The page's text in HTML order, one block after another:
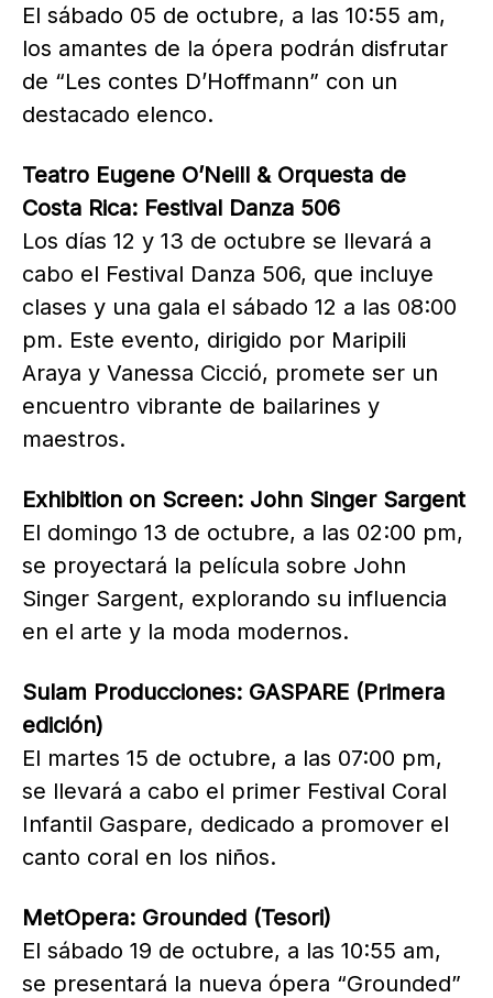
El sábado 05 de octubre, a las 10:55 am,
los amantes de la ópera podrán disfrutar
de “Les contes D’Hoffmann” con un
destacado elenco.
Teatro Eugene O’Neill & Orquesta de
Costa Rica: Festival Danza 506
Los días 12 y 13 de octubre se llevará a
cabo el Festival Danza 506, que incluye
clases y una gala el sábado 12 a las 08:00
pm. Este evento, dirigido por Maripili
Araya y Vanessa Cicció, promete ser un
encuentro vibrante de bailarines y
maestros.
Exhibition on Screen: John Singer Sargent
El domingo 13 de octubre, a las 02:00 pm,
se proyectará la película sobre John
Singer Sargent, explorando su influencia
en el arte y la moda modernos.
Sulam Producciones: GASPARE (Primera
edición)
El martes 15 de octubre, a las 07:00 pm,
se llevará a cabo el primer Festival Coral
Infantil Gaspare, dedicado a promover el
canto coral en los niños.
MetOpera: Grounded (Tesori)
El sábado 19 de octubre, a las 10:55 am,
se presentará la nueva ópera “Grounded”